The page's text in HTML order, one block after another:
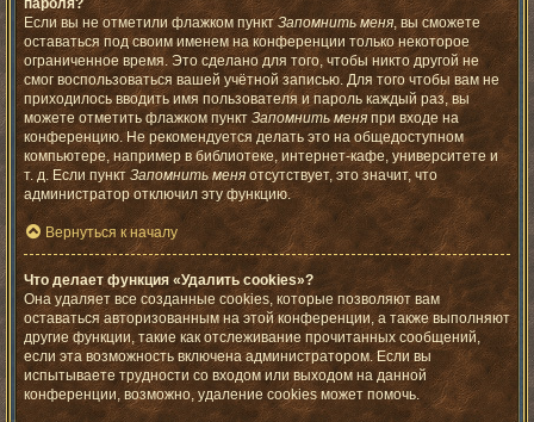
пароля?
Если вы не отметили флажком пунктЗапомнить меня, вы сможете
оставаться под своим именем на конференции только некоторое
ограниченное время. Это сделано для того, чтобы никто другой не
смог воспользоваться вашей учётной записью. Для того чтобы вам не
приходилось вводить имя пользователя и пароль каждый раз, вы
можете отметить флажком пункт Запомнить меня при входе на
конференцию. Не рекомендуется делать это на общедоступном
компьютере, например в библиотеке, интернет-кафе, университете и
т. д. Если пункт Запомнить меняотсутствует, это значит, что
администратор отключил эту функцию.
Вернуться к началу
Что делает функция «Удалить cookies»?
Она удаляет все созданные cookies, которые позволяют вам
оставаться авторизованным на этой конференции, а также выполняют
другие функции, такие как отслеживание прочитанных сообщений,
если эта возможность включена администратором. Если вы
испытываете трудности со входом или выходом на данной
конференции, возможно, удаление cookies может помочь.